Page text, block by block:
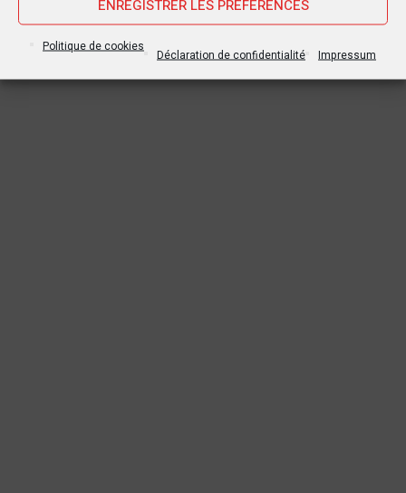
ENREGISTRER LES PRÉFÉRENCES
Politique de cookies
Déclaration de confidentialité Impressum